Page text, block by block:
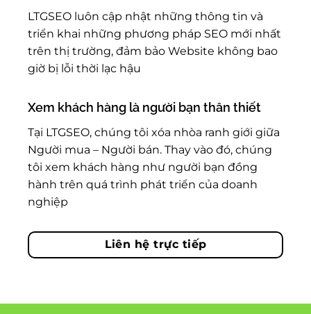
LTGSEO luôn cập nhật những thông tin và
triển khai những phương pháp SEO mới nhất
trên thị trường, đảm bảo Website không bao
giờ bị lỗi thời lạc hậu
Xem khách hàng là người bạn thân thiết
Tại LTGSEO, chúng tôi xóa nhòa ranh giới giữa
Người mua – Người bán. Thay vào đó, chúng
tôi xem khách hàng như người bạn đồng
hành trên quá trình phát triển của doanh
nghiệp
Liên hệ trực tiếp